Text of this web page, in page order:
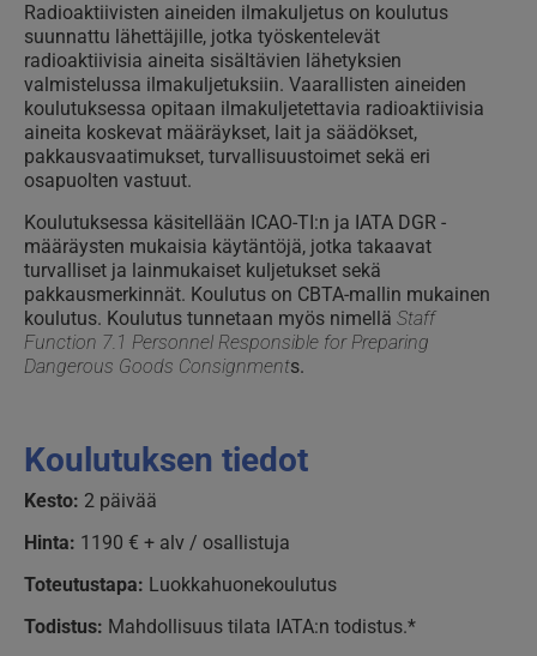
Radioaktiivisten aineiden ilmakuljetus on koulutus
suunnattu lähettäjille, jotka työskentelevät
radioaktiivisia aineita sisältävien lähetyksien
valmistelussa ilmakuljetuksiin. Vaarallisten aineiden
koulutuksessa opitaan ilmakuljetettavia radioaktiivisia
aineita koskevat määräykset, lait ja säädökset,
pakkausvaatimukset, turvallisuustoimet sekä eri
osapuolten vastuut.
Koulutuksessa käsitellään ICAO-TI:n ja IATA DGR -
määräysten mukaisia käytäntöjä, jotka takaavat
turvalliset ja lainmukaiset kuljetukset sekä
pakkausmerkinnät. Koulutus on CBTA-mallin mukainen
koulutus. Koulutus tunnetaan myös nimellä Staff
Function 7.1 Personnel Responsible for Preparing
Dangerous Goods Consignments.
Koulutuksen tiedot
Kesto: 2 päivää
Hinta: 1190 € + alv / osallistuja
Toteutustapa: Luokkahuonekoulutus
Todistus: Mahdollisuus tilata IATA:n todistus.*